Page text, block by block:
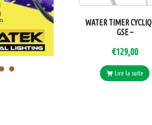
WATER TIMER
GSE –
€129,00
Lire la suite